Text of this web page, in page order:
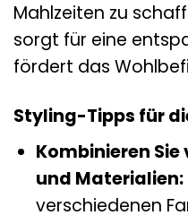
Mahlzeiten zu
sorgt für eine
fördert das
Styling-Tipps für
Kombinieren
und Materialien:
verschiedenen